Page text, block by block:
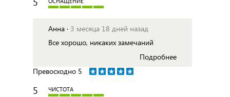
Анна · 3 месяца 18 дней назад
Все хорошо, никаких замечаний
Подробнее
Превосходно 5
5 ЧИСТОТА